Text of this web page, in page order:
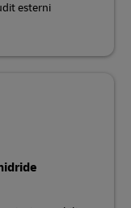
esterni